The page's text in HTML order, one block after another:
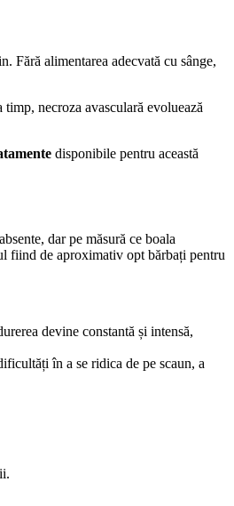
Fără alimentarea adecvată cu sânge,
necroza avasculară evoluează
disponibile pentru această
dar pe măsură ce boala
fiind de aproximativ opt bărbați pentru
devine constantă și intensă,
în a se ridica de pe scaun, a